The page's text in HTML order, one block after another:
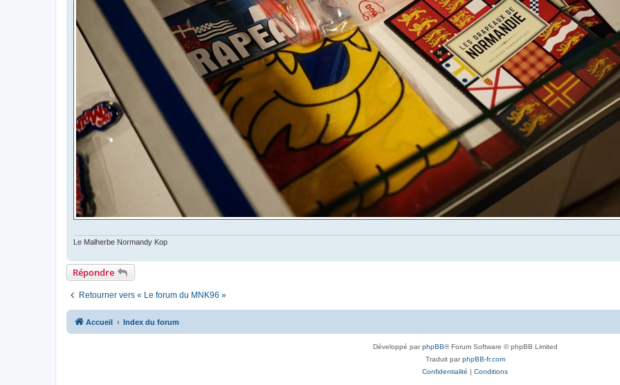
Le Malherbe Normandy Kop
Répondre
Retourner vers « Le forum du MNK96 »
Accueil Index du forum
Développé parphpBB® Forum Software © phpBB Limited
Traduit parphpBB-fr.com
Confidentialité | Conditions